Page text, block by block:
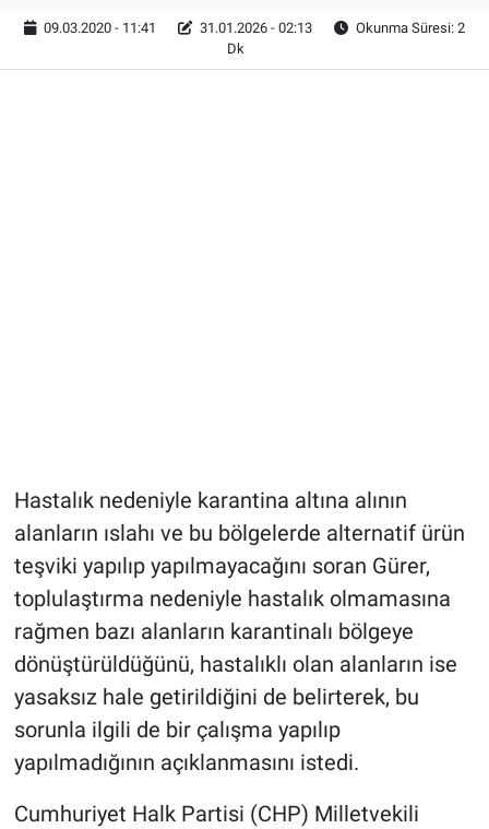
09.03.2020 - 11:41 31.01.2026 - 02:13
Okunma Süresi: 2
Dk
Hastalık nedeniyle karantina altına alının
alanların ıslahı ve bu bölgelerde alternatif ürün
teşviki yapılıp yapılmayacağını soran Gürer,
toplulaştırma nedeniyle hastalık olmamasına
rağmen bazı alanların karantinalı bölgeye
dönüştürüldüğünü, hastalıklı olan alanların ise
yasaksız hale getirildiğini de belirterek, bu
sorunla ilgili de bir çalışma yapılıp
yapılmadığının açıklanmasını istedi.
Cumhuriyet Halk Partisi (CHP) Milletvekili
Tohum